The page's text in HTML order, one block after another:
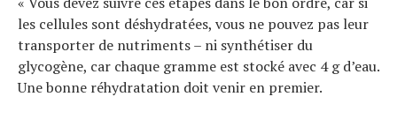
les cellules sont déshydratées, vous ne pouvez pas leur
transporter de nutriments – ni synthétiser du
glycogène, car chaque gramme est stocké avec 4 g d’eau.
Une bonne réhydratation doit venir en premier.